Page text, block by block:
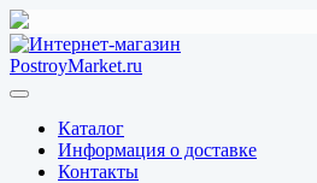
Перейти
к
содержимому
Каталог
Информация о доставке
Контакты